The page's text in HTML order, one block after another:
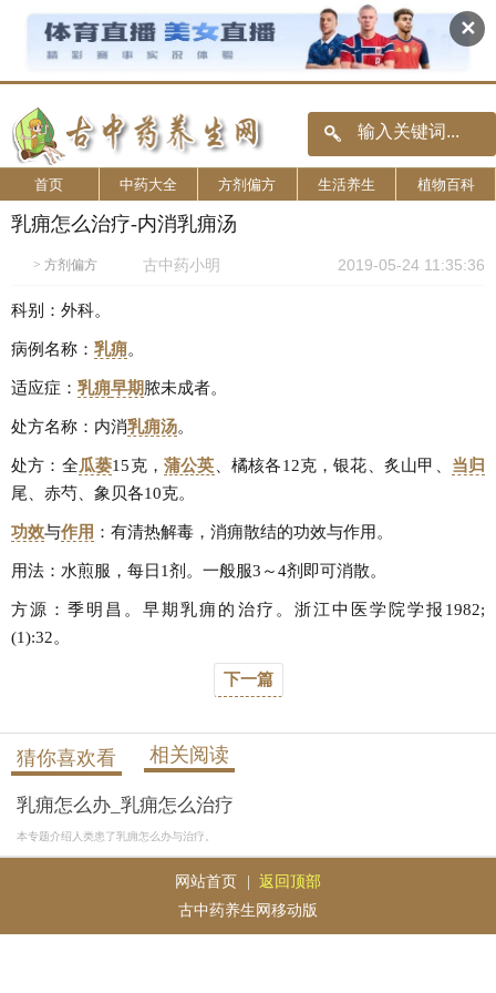
✕
首页 中药大全 方剂偏方 生活养生 植物百科
乳痈怎么治疗-内消乳痈汤
> 方剂偏方 古中药小明 2019-05-24 11:35:36
科别：外科。
病例名称： 乳痈。
适应症： 乳痈早期脓未成者。
处方名称：内消乳痈汤。
处方：全瓜蒌15克，蒲公英、橘核各12克，银花、炙山甲、 当归
尾、赤芍、象贝各10克。
功效与作用 ：有清热解毒，消痈散结的功效与作用。
用法：水煎服，每日1剂。一般服3～4剂即可消散。
方源：季明昌。早期乳痈的治疗。浙江中医学院学报1982;
(1):32。
下一篇
猜你喜欢看 相关阅读
乳痈怎么办_乳痈怎么治疗
本专题介绍人类患了乳痈怎么办与治疗。
网站首页
返回顶部
古中药养生网移动版